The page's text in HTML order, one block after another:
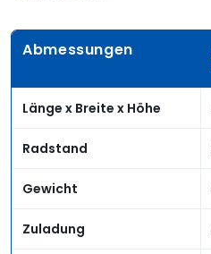
Abmessungen
Länge x Breite x Höhe
Radstand
Gewicht
Zuladung